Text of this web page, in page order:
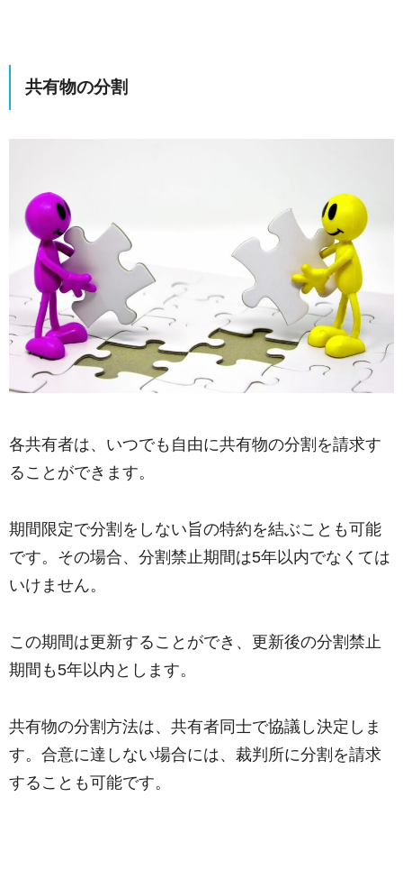
共有物の分割
各共有者は、いつでも自由に共有物の分割を請求す
ることができます。
期間限定で分割をしない旨の特約を結ぶことも可能
です。その場合、分割禁止期間は5年以内でなくては
いけません。
この期間は更新することができ、更新後の分割禁止
期間も5年以内とします。
共有物の分割方法は、共有者同士で協議し決定しま
す。合意に達しない場合には、裁判所に分割を請求
することも可能です。